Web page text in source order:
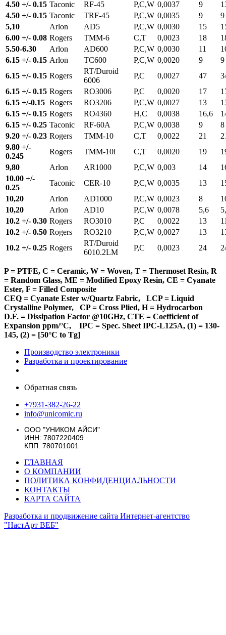
4.50 +/- 0.15 Taconic RF-45 P,C,W 0,0037 9
4.50 +/- 0.15 Taconic TRF-45 P,C,W 0,0035 9
9
5,10
Arlon AD5 P,C,W 0,0030 15
6.00 +/- 0.08 Rogers TMM-6 C,T 0,0023 18
5.50-6.30
Arlon AD600 P,C,W 0,0030 11
6.15 +/- 0.15 Arlon TC600 P,C,W 0,0020 9
9
6.15 +/- 0.15 Rogers
RT/Duroid
6006
P,C 0,0027 47
6.15 +/- 0.15 Rogers RO3006 P,C 0,0020 17
6.15 +/-0.15 Rogers RO3206 P,C,W 0,0027 13
6.15 +/- 0.15 Rogers RO4360 H,C 0,0038 16,6
6.15 +/- 0.25 Taconic RF-60A P,C,W 0,0038 9
8
9.20 +/- 0.23 Rogers TMM-10 C,T 0,0022 21
9.80 +/-
0.245
Rogers TMM-10i C,T 0,0020 19
9,80
Arlon AR1000 P,C,W 0,003 14
10.00 +/-
0.25
Taconic CER-10 P,C,W 0,0035 13
10,20
Arlon AD1000 P,C,W 0,0023 8
10,20
Arlon AD10 P,C,W 0,0078 5,6
10.2 +/- 0.30 Rogers RO3010 P,C 0,0022 13
10.2 +/- 0.50 Rogers RO3210 P,C,W 0,0027 13
10.2 +/- 0.25 Rogers
RT/Duroid
6010.2LM
P,C 0,0023 24
P = PTFE, C = Ceramic, W = Woven, T = Thermoset Resin, R
= Random Glass, ME = Modified Epoxy Resin, CE = Cyanate
Ester, F = Filled Composite
CEQ = Cyanate Ester w/Quartz Fabric, LCP = Liquid
Crystalline Polymer, CP = Cross Plied, H = Hydrocarbon
D.F. = Dissipation Factor @10GHz, CTE = Coefficient of
Expansion ppm/°C, IPC = Spec. Sheet IPC-L125A, (1) = 130-
145, (2) = [50°C to Tg]
Производство электроники
Разработка и проектирование
Обратная связь
+7931-382-26-22
info@unicomic.ru
ООО "УНИКОМ АЙСИ"
ИНН: 7807220409
КПП: 780701001
ГЛАВНАЯ
О КОМПАНИИ
ПОЛИТИКА КОНФИДЕНЦИАЛЬНОСТИ
КОНТАКТЫ
КАРТА САЙТА
Разработка и продвижение сайта Интернет-агентство
"НастАрт ВЕБ"